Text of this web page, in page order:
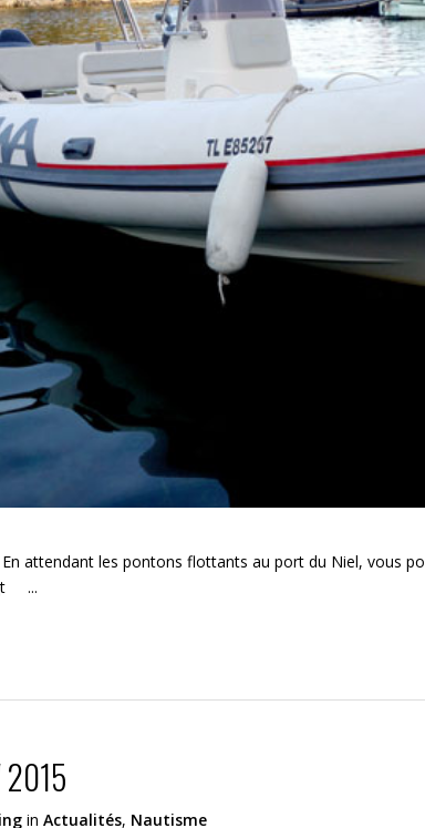
attendant les pontons flottants au port du Niel, vous
...
2015
in Actualités, Nautisme